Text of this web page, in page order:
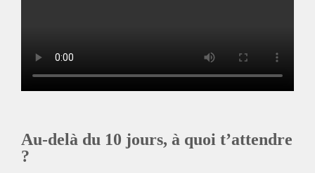
Au-delà du 10 jours, à quoi t’attendre
?